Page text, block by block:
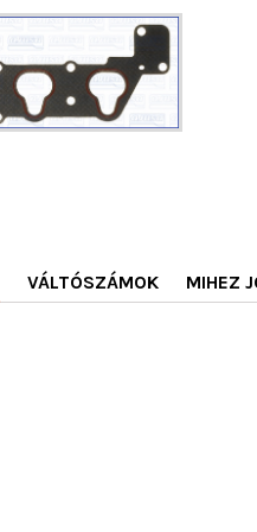
VÁLTÓSZÁMOK MIHEZ